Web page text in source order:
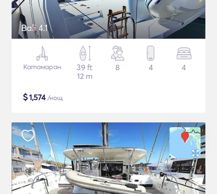
Bali 4.1
Катамаран
39 ft
12 m
8 4 4
$1,574/нощ